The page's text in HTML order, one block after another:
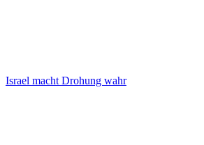
Israel macht Drohung wahr